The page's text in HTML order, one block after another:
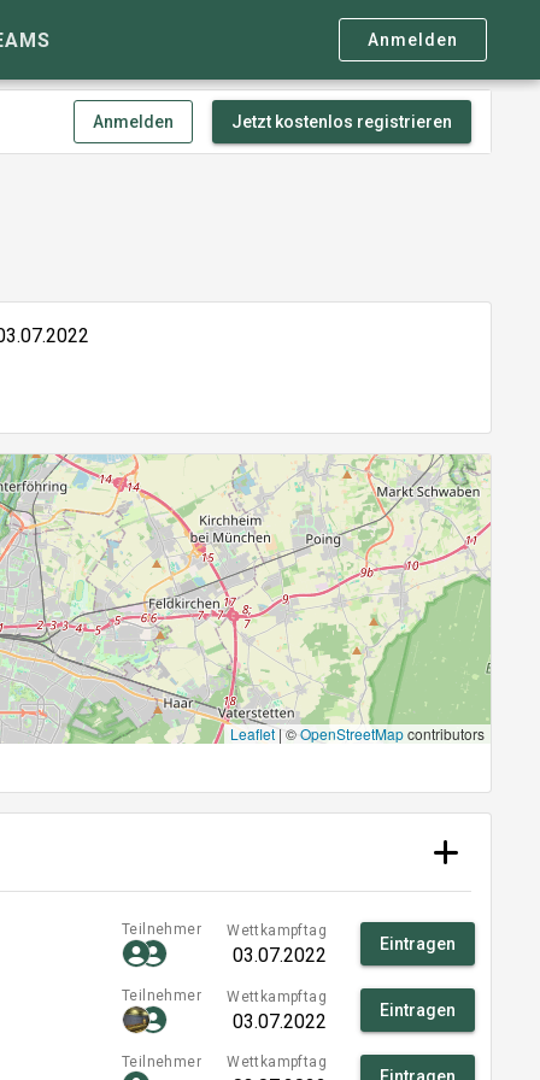
Anmelden
Anmelden Jetzt kostenlos registrieren
Leaflet | ©OpenStreetMapcontributors
Teilnehmer Wettkampftag
03.07.2022 Eintragen
Teilnehmer Wettkampftag
03.07.2022 Eintragen
Teilnehmer Wettkampftag